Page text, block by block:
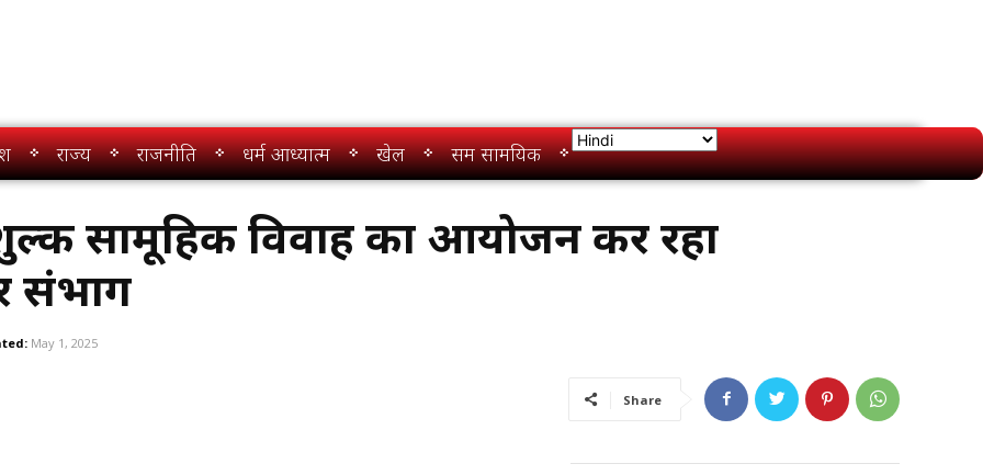
राज्य राजनीति धर्म आध्यात्म खेल सम सामयिक
सामूहिक विवाह का आयोजन कर रहा
संभाग
May 1, 2025
Share